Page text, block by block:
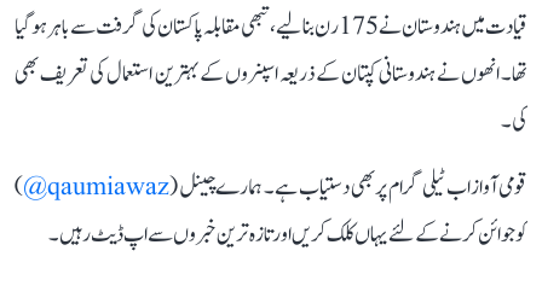
قیادت میں ہندوستان نے 175 رن بنا لیے، تبھی مقابلہ پاکستان کی گرفت سے باہر ہو گیا
تھا۔ انھوں نے ہندوستانی کپتان کے ذریعہ اسپنروں کے بہترین استعمال کی تعریف بھی
کی۔
قومی آواز اب ٹیلی گرام پر بھی دستیاب ہے۔ ہمارے چینل (qaumiawaz@
)
کو جوائن کرنے کے لئے یہاں کلک کریں اور تازہ ترین خبروں سے اپ ڈیٹ رہیں۔